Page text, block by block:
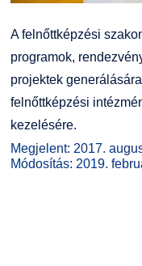
A felnőttképzési
programok,
projektek
felnőttképzési
kezelésére.
Megjelent: 2017.
Módosítás: 2019.